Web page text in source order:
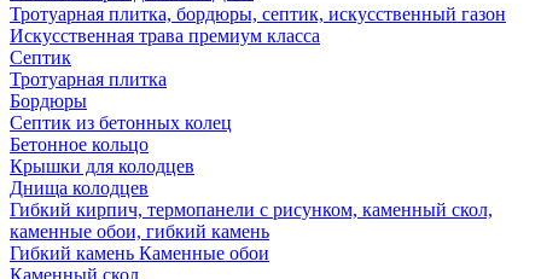
Тротуарная плитка, бордюры, септик, искусственный газон
Искусственная трава премиум класса
Септик
Тротуарная плитка
Бордюры
Септик из бетонных колец
Бетонное кольцо
Крышки для колодцев
Днища колодцев
Гибкий кирпич, термопанели с рисунком, каменный скол,
каменные обои, гибкий камень
Гибкий камень Каменные обои
Каменный скол